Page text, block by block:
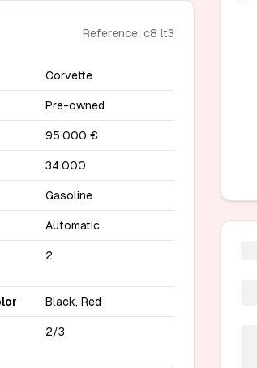
Reference: c8 lt3
Corvette
Pre-owned
95.000 €
34.000
Gasoline
Automatic
2
Black, Red
2/3